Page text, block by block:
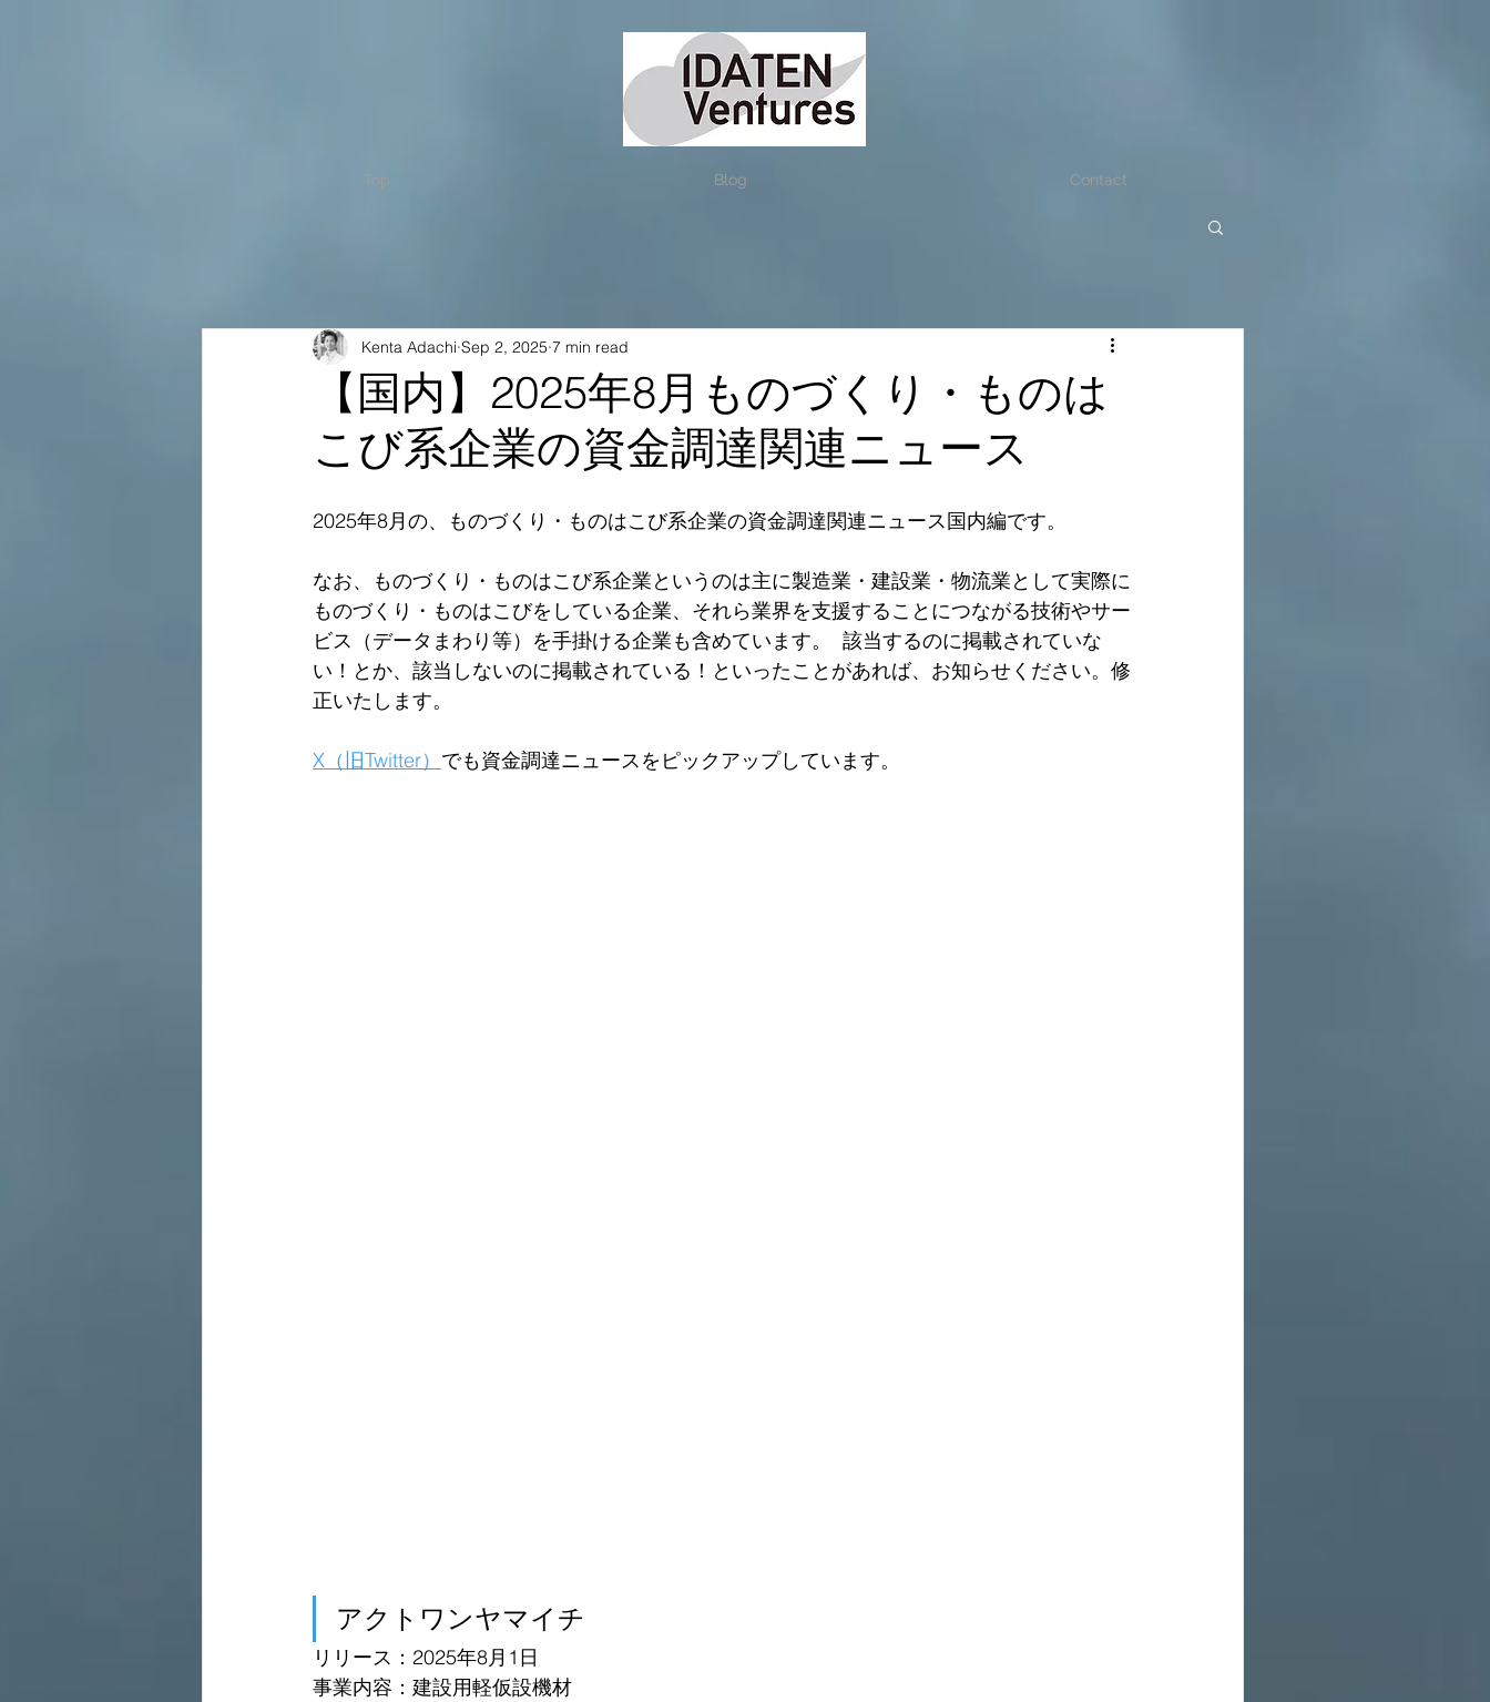
Top Blog Contact
【国内】2025年8月ものづくり・ものは
こび系企業の資金調達関連ニュース
Kenta Adachi Sep 2, 2025 7 min read
2025年8月の、ものづくり・ものはこび系企業の資金調達関連ニュース国内編です。
なお、ものづくり・ものはこび系企業というのは主に製造業・建設業・物流業として実際に
ものづくり・ものはこびをしている企業、それら業界を支援することにつながる技術やサー
ビス（データまわり等）を手掛ける企業も含めています。  該当するのに掲載されていな
い！とか、該当しないのに掲載されている！といったことがあれば、お知らせください。修
正いたします。
X（旧Twitter） でも資金調達ニュースをピックアップしています。
アクトワンヤマイチ
リリース：2025年8月1日
事業内容：建設用軽仮設機材